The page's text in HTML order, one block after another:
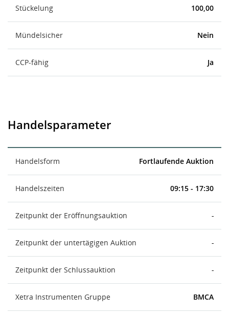
Stückelung 100,00
Mündelsicher Nein
CCP-fähig Ja
Handelsparameter
Handelsform Fortlaufende Auktion
Handelszeiten 09:15 - 17:30
Zeitpunkt der Eröffnungsauktion -
Zeitpunkt der untertägigen Auktion -
Zeitpunkt der Schlussauktion -
Xetra Instrumenten Gruppe BMCA